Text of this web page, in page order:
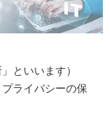
といいます）
ライバシーの保